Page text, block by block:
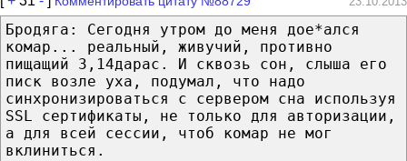
Бродяга: Сегодня утром до меня дое*ался
комар... реальный, живучий, противно
пищащий 3,14дарас. И сквозь сон, слыша его
писк возле уха, подумал, что надо
синхронизироваться с сервером сна используя
SSL сертификаты, не только для авторизации,
а для всей сессии, чтоб комар не мог
вклиниться.